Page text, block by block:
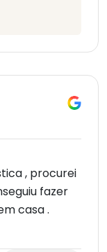
, procurei
fazer
casa .